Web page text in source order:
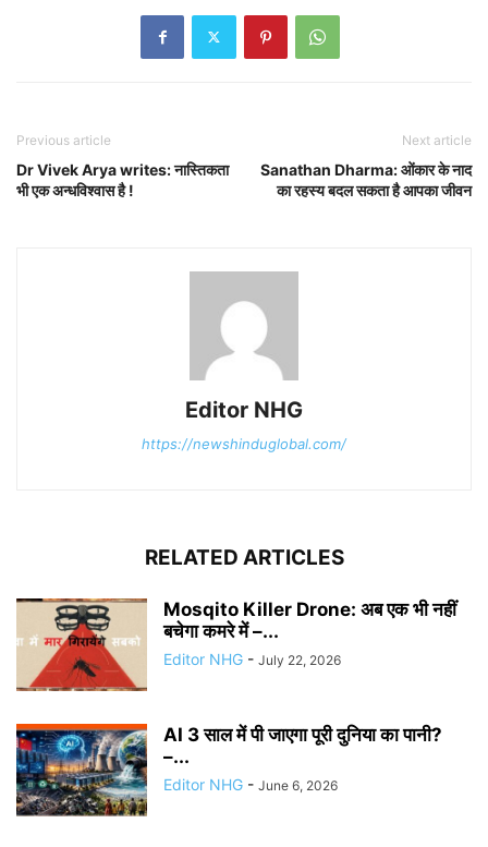
Previous article
Dr Vivek Arya writes: नास्तिकता
भी एक अन्धविश्वास है !
Next article
Sanathan Dharma: ओंकार के नाद
का रहस्य बदल सकता है आपका जीवन
Editor NHG
https://newshinduglobal.com/
RELATED ARTICLES
Mosqito Killer Drone: अब एक भी नहीं
बचेगा कमरे में –...
Editor NHG - July 22, 2026
AI 3 साल में पी जाएगा पूरी दुनिया का पानी?
–...
Editor NHG - June 6, 2026